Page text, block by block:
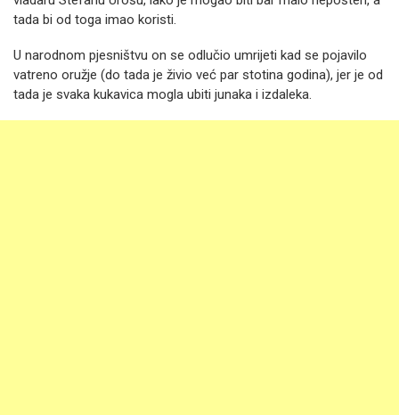
tada bi od toga imao koristi.
U narodnom pjesništvu on se odlučio umrijeti kad se pojavilo
vatreno oružje (do tada je živio već par stotina godina), jer je od
tada je svaka kukavica mogla ubiti junaka i izdaleka.